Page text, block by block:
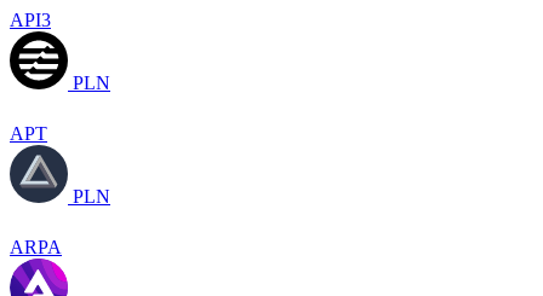
API3
PLN
APT
PLN
ARPA